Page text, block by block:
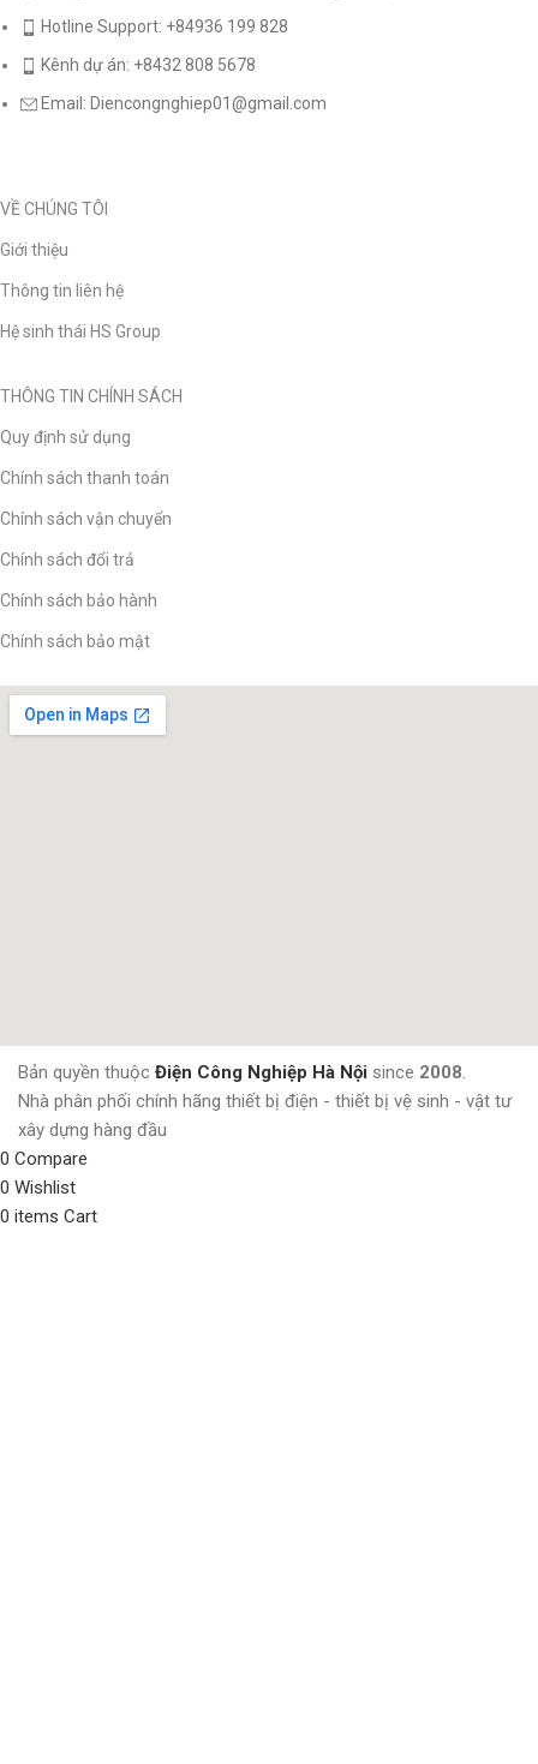
Hotline Support: +84936 199 828
Kênh dự án: +8432 808 5678
Email: Diencongnghiep01@gmail.com
VỀ CHÚNG TÔI
Giới thiệu
Thông tin liên hệ
Hệ sinh thái HS Group
THÔNG TIN CHÍNH SÁCH
Quy định sử dụng
Chính sách thanh toán
Chính sách vận chuyển
Chính sách đổi trả
Chính sách bảo hành
Chính sách bảo mật
Bản quyền thuộc Điện Công Nghiệp Hà Nội since 2008.
Nhà phân phối chính hãng thiết bị điện - thiết bị vệ sinh - vật tư
xây dựng hàng đầu
0 Compare
0 Wishlist
0 items Cart